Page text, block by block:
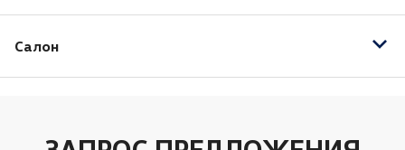
Bluetooth
USB
Салон
Отделка кожей рулевого колеса